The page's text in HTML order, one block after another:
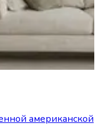
американской